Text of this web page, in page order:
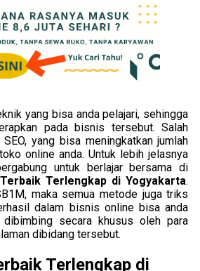
yang bisa anda pelajari, sehingga
pada bisnis tersebut. Salah
yang bisa meningkatkan jumlah
online anda. Untuk lebih jelasnya
untuk berlajar bersama di
Terlengkap di Yogyakarta.
maka semua metode juga triks
dalam bisnis online bisa anda
dibimbing secara khusus oleh para
dibidang tersebut.
Terlengkap di